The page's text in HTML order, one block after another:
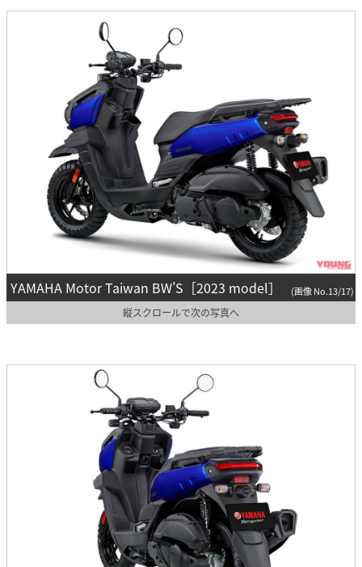
YAMAHA Motor Taiwan BW’S［2023 model］ (画像 No.13/17)
縦スクロールで次の写真へ